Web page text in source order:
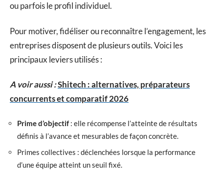
ou parfois le profil individuel.
Pour motiver, fidéliser ou reconnaître l’engagement, les
entreprises disposent de plusieurs outils. Voici les
principaux leviers utilisés :
A voir aussi :Shitech : alternatives, préparateurs
concurrents et comparatif 2026
Prime d’objectif: elle récompense l’atteinte de résultats
définis à l’avance et mesurables de façon concrète.
Primes collectives : déclenchées lorsque la performance
d’une équipe atteint un seuil fixé.